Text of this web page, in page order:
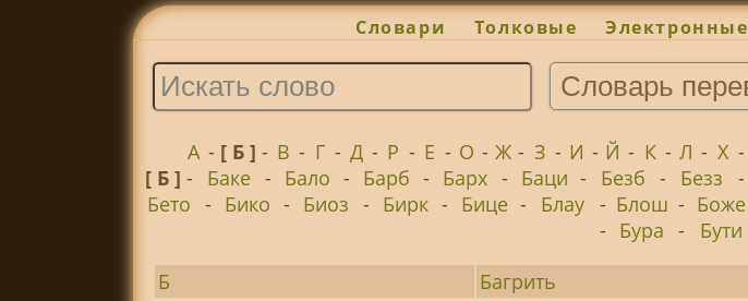
Словари Толковые Электронные
А - [ Б ]- В - Г - Д - Р - Е - О - Ж - З - И - Й - К - Л - Х -
[ Б ] - Баке - Бало - Барб - Барх - Баци - Безб - Безз -
Бето - Бико - Биоз - Бирк - Бице - Блау - Блош - Боже
- Бура - Бути
Б
Багрить